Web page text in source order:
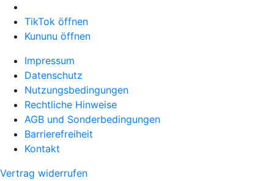
TikTok öffnen
Kununu öffnen
Impressum
Datenschutz
Nutzungsbedingungen
Rechtliche Hinweise
AGB und Sonderbedingungen
Barrierefreiheit
Kontakt
Vertrag widerrufen